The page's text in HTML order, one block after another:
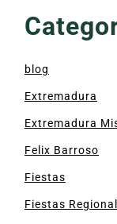
blog
Extremadura
Extremadura
Felix Barroso
Fiestas
Fiestas